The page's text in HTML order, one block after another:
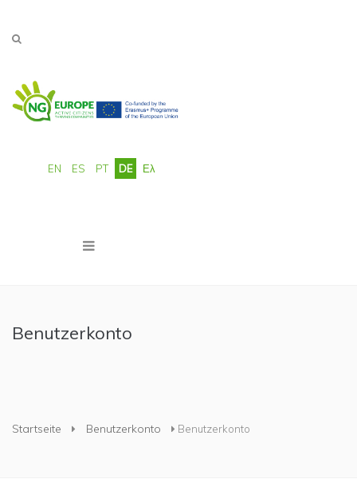
EN ES PT DE Ελ
Benutzerkonto
Startseite Benutzerkonto Benutzerkonto